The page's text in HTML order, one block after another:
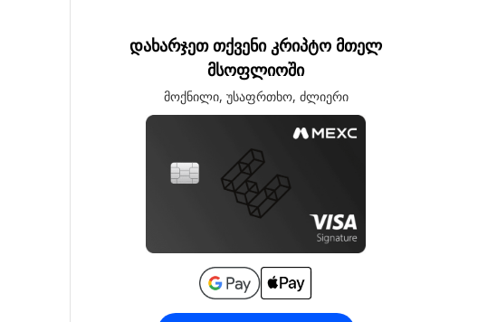
დახარჯეთ თქვენი კრიპტო მთელ
მსოფლიოში
მოქნილი, უსაფრთხო, ძლიერი